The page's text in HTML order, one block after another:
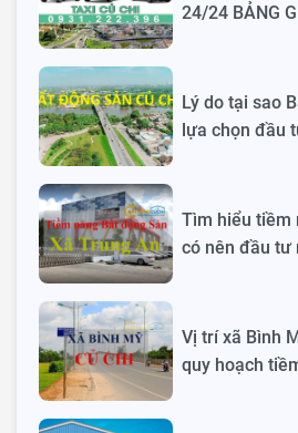
24/24 BẢNG
Lý do tại sao
lựa chọn đầu
Tìm hiểu tiềm
có nên đầu tư
Vị trí xã Bình
quy hoạch